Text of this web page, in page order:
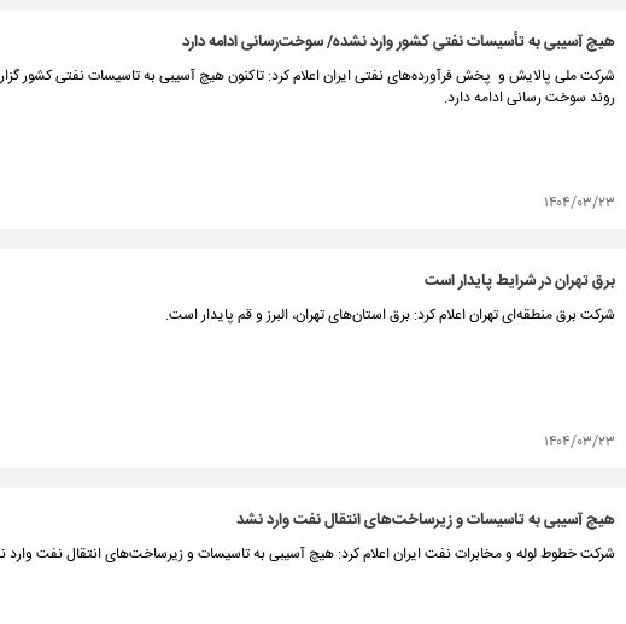
هیچ آسیبی به تأسیسات نفتی کشور وارد نشده/ سوخت‌رسانی ادامه دارد
شرکت ملی پالایش و پخش فرآورده‌های نفتی ایران اعلام کرد: تاکنون هیچ آسیبی به تاسیسات نفتی کشور
روند سوخت رسانی ادامه دارد.
۱۴۰۴/۰۳/۲۳
برق تهران در شرایط پایدار است
شرکت برق منطقه‌ای تهران اعلام کرد: برق استان‌های تهران، البرز و قم پایدار است.
۱۴۰۴/۰۳/۲۳
هیچ آسیبی به تاسیسات و زیرساخت‌های انتقال نفت وارد نشد
شرکت خطوط لوله و مخابرات نفت ایران اعلام کرد: هیچ آسیبی به تاسیسات و زیرساخت‌های انتقال نفت